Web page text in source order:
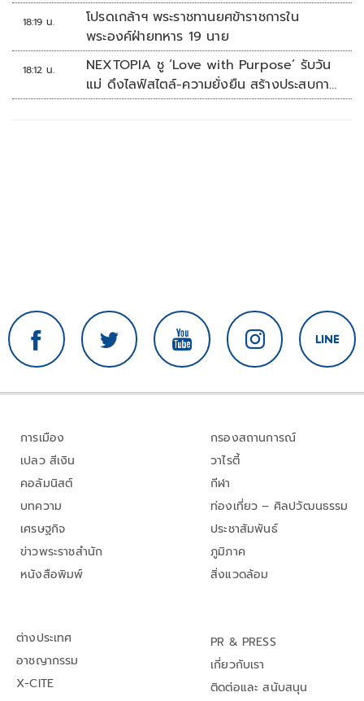
18:19 น.
โปรดเกล้าฯ พระราชทานยศข้าราชการใน
พระองค์ฝ่ายทหาร 19 นาย
18:12 น.
NEXTOPIA ชู ‘Love with Purpose’ รับวัน
แม่ ดึงไลฟ์สไตล์-ความยั่งยืน สร้างประสบกา
รณ์ช้อปปิงมีความหมาย
การเมือง
เปลว สีเงิน
คอลัมนิสต์
บทความ
เศรษฐกิจ
ข่าวพระราชสำนัก
หนังสือพิมพ์
กรองสถานการณ์
วาไรตี้
กีฬา
ท่องเที่ยว – ศิลปวัฒนธรรม
ประชาสัมพันธ์
ภูมิภาค
สิ่งแวดล้อม
ต่างประเทศ
อาชญากรรม
X-CITE
PR & PRESS
เกี่ยวกับเรา
ติดต่อและ สนับสนุน